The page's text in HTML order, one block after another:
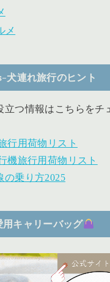
メ
連れ旅行のヒント
立つ情報はこちらをチ
行用荷物リスト
機旅行用荷物リスト
の乗り方2025
用キャリーバッグ